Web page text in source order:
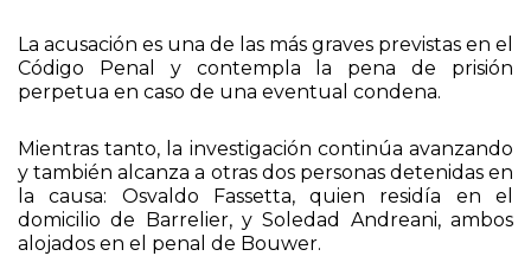
La acusación es una de las más graves previstas en el
Código Penal y contempla la pena de prisión
perpetua en caso de una eventual condena.
Mientras tanto, la investigación continúa avanzando
y también alcanza a otras dos personas detenidas en
la causa: Osvaldo Fassetta, quien residía en el
domicilio de Barrelier, y Soledad Andreani, ambos
alojados en el penal de Bouwer.